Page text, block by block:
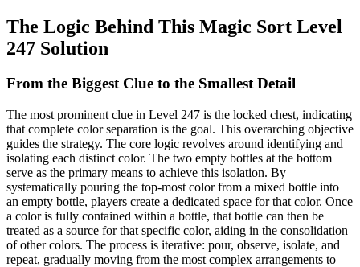
The Logic Behind This Magic Sort Level
247 Solution
From the Biggest Clue to the Smallest Detail
The most prominent clue in Level 247 is the locked chest, indicating
that complete color separation is the goal. This overarching objective
guides the strategy. The core logic revolves around identifying and
isolating each distinct color. The two empty bottles at the bottom
serve as the primary means to achieve this isolation. By
systematically pouring the top-most color from a mixed bottle into
an empty bottle, players create a dedicated space for that color. Once
a color is fully contained within a bottle, that bottle can then be
treated as a source for that specific color, aiding in the consolidation
of other colors. The process is iterative: pour, observe, isolate, and
repeat, gradually moving from the most complex arrangements to